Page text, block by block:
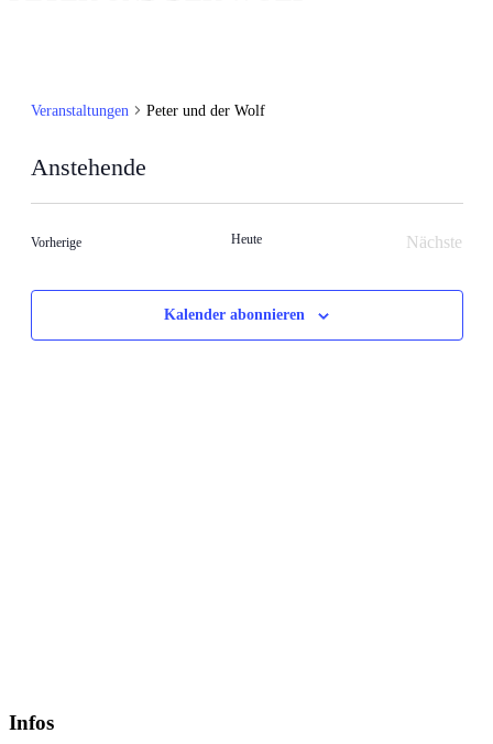
Veranstaltungen Peter und der Wolf
Anstehende
VorherigeVeranstaltungen Heute
Nächste
Kalender abonnieren
Infos